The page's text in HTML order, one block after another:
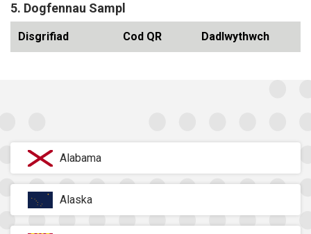
5. Dogfennau Sampl
Disgrifiad Cod QR Dadlwythwch
Alabama
Alaska